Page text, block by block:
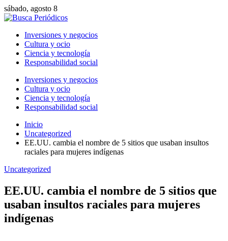
sábado, agosto 8
Inversiones y negocios
Cultura y ocio
Ciencia y tecnología
Responsabilidad social
Inversiones y negocios
Cultura y ocio
Ciencia y tecnología
Responsabilidad social
Inicio
Uncategorized
EE.UU. cambia el nombre de 5 sitios que usaban insultos
raciales para mujeres indígenas
Uncategorized
EE.UU. cambia el nombre de 5 sitios que
usaban insultos raciales para mujeres
indígenas